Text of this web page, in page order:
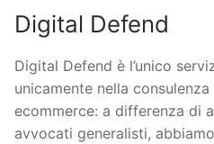
Digital Defend
Digital Defend è l’unico
unicamente nella
ecommerce: a differenza di
avvocati generalisti,